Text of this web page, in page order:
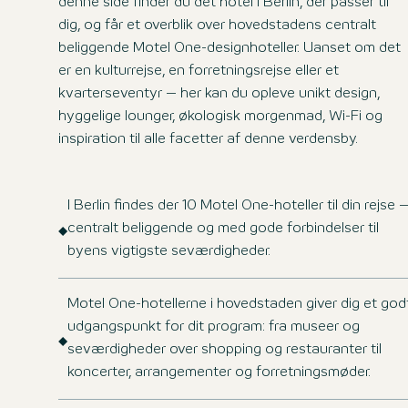
denne side finder du det hotel i Berlin, der passer til
dig, og får et overblik over hovedstadens centralt
beliggende Motel One-designhoteller. Uanset om det
er en kulturrejse, en forretningsrejse eller et
kvarterseventyr – her kan du opleve unikt design,
hyggelige lounger, økologisk morgenmad, Wi-Fi og
inspiration til alle facetter af denne verdensby.
I Berlin findes der 10 Motel One-hoteller til din rejse
centralt beliggende og med gode forbindelser til
byens vigtigste seværdigheder.
Motel One-hotellerne i hovedstaden giver dig et
udgangspunkt for dit program: fra museer og
seværdigheder over shopping og restauranter til
koncerter, arrangementer og forretningsmøder.